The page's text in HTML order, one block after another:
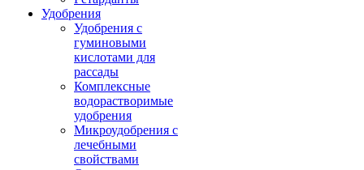
Удобрения
Удобрения с
гуминовыми
кислотами для
рассады
Комплексные
водорастворимые
удобрения
Микроудобрения с
лечебными
свойствами